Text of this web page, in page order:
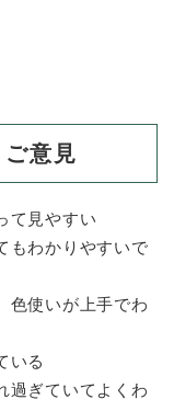
意見
て見やすい
もわかりやすいで
色使いが上手でわ
いる
過ぎていてよくわ